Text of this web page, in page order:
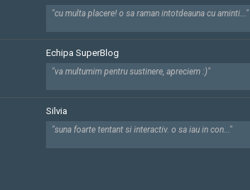
"cu multa placere! o sa raman intotdeauna cu aminti..."
Echipa SuperBlog
"va multumim pentru sustinere, apreciem :)"
Silvia
"suna foarte tentant si interactiv. o sa iau in con..."